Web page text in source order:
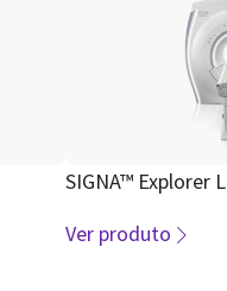
SIGNA™ Explorer
Ver produto